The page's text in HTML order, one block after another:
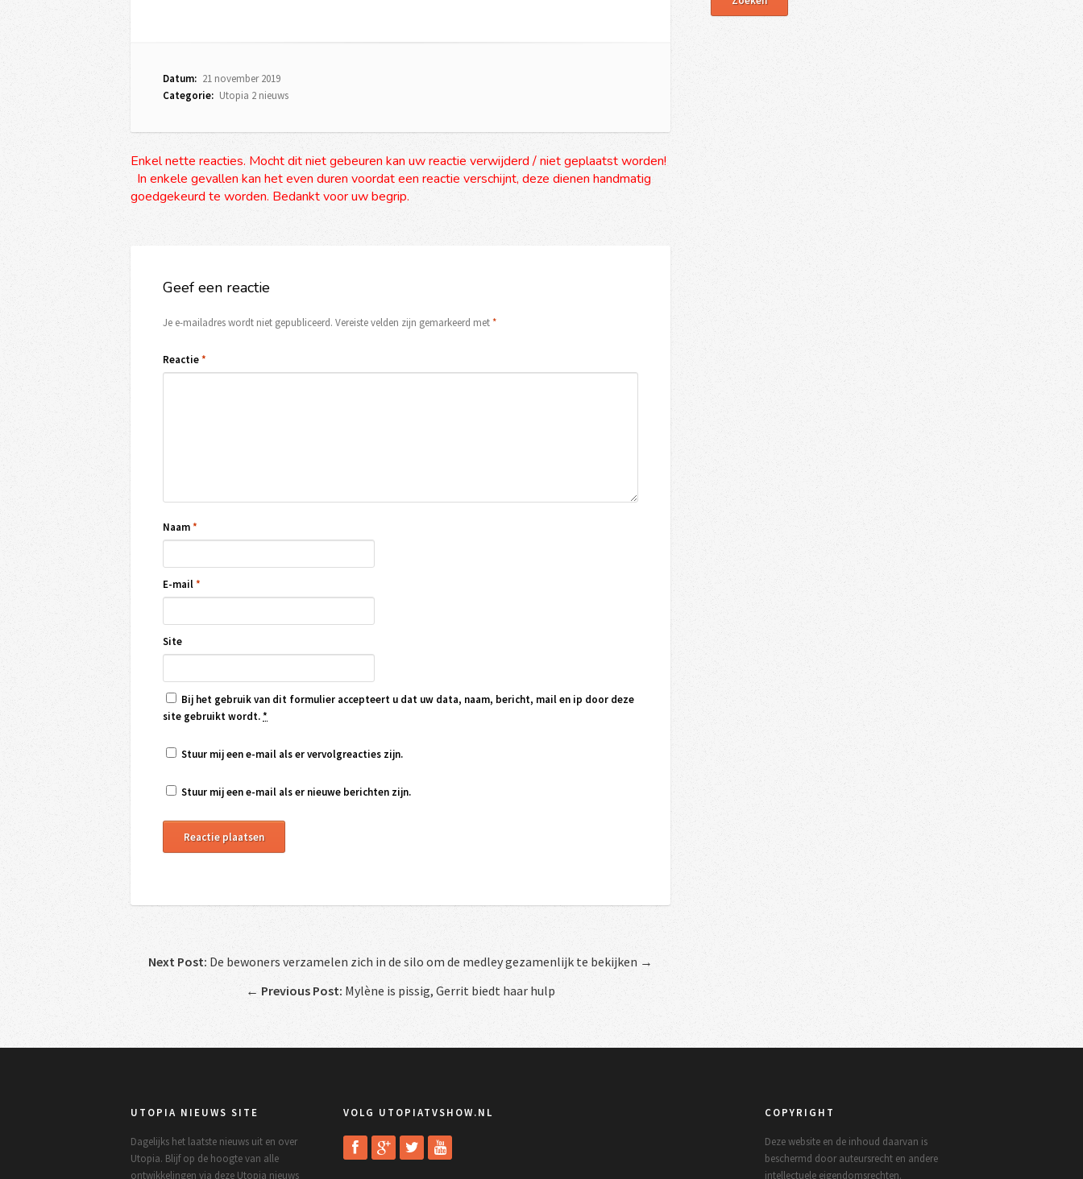
Datum: 21 november 2019
Categorie: Utopia 2 nieuws
Enkel nette reacties. Mocht dit niet gebeuren kan uw reactie verwijderd / niet geplaatst worden!
In enkele gevallen kan het even duren voordat een reactie verschijnt, deze dienen handmatig
goedgekeurd te worden. Bedankt voor uw begrip.
Geef een reactie
Je e-mailadres wordt niet gepubliceerd. Vereiste velden zijn gemarkeerd met*
Reactie*
Naam*
E-mail*
Site
Bij het gebruik van dit formulier accepteert u dat uw data, naam, bericht, mail en ip door deze
site gebruikt wordt.*
Stuur mij een e-mail als er vervolgreacties zijn.
Stuur mij een e-mail als er nieuwe berichten zijn.
Next Post: De bewoners verzamelen zich in de silo om de medley gezamenlijk te bekijken →
← Previous Post: Mylène is pissig, Gerrit biedt haar hulp
UTOPIA NIEUWS SITE
Dagelijks het laatste nieuws uit en over
Utopia. Blijf op de hoogte van alle
ontwikkelingen via deze Utopia nieuws
VOLG UTOPIATVSHOW.NL COPYRIGHT
Deze website en de inhoud daarvan is
beschermd door auteursrecht en andere
intellectuele eigendomsrechten.